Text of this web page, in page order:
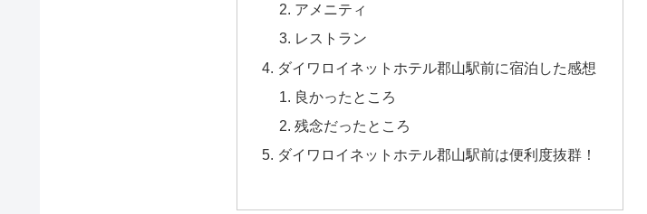
アメニティ
レストラン
ダイワロイネットホテル郡山駅前に宿泊した感想
良かったところ
残念だったところ
ダイワロイネットホテル郡山駅前は便利度抜群！